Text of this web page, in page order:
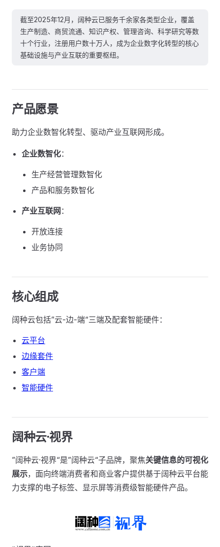
截至2025年12月，阔种云已服务千余家各类型企业，覆盖
生产制造、商贸流通、知识产权、管理咨询、科学研究等数
十个行业，注册用户数十万人，成为企业数字化转型的核心
基础设施与产业互联的重要枢纽。
产品愿景
助力企业数智化转型、驱动产业互联网形成。
企业数智化：
生产经营管理数智化
产品和服务数智化
产业互联网 ：
开放连接
业务协同
核心组成
阔种云包括”云-边-端“三端及配套智能硬件：
云平台
边缘套件
客户端
智能硬件
阔种云·视界
”阔种云·视界“是”阔种云“子品牌，聚焦关键信息的可视化
展示，面向终端消费者和商业客户提供基于阔种云平台能
力支撑的电子标签、显示屏等消费级智能硬件产品。